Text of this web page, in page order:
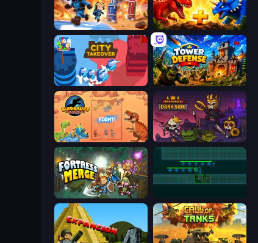
Tower Battle Jurassic Merge: Dino Evolution
City Takeover Tower Defense
Dinosaurs Merge Master Raid Heroes: Dark Side
Fortress Merge